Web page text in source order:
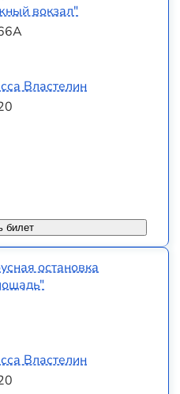
вокзал"
Властелин
билет
остановка
Властелин